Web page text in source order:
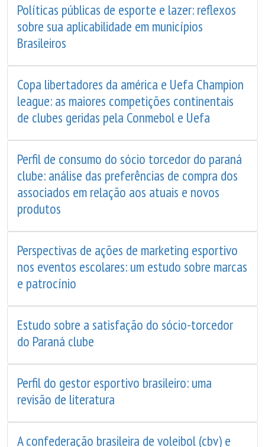
Políticas públicas de esporte e lazer: reflexos
sobre sua aplicabilidade em municípios
Brasileiros
Copa libertadores da américa e Uefa Champion
league: as maiores competições continentais
de clubes geridas pela Conmebol e Uefa
Perfil de consumo do sócio torcedor do paraná
clube: análise das preferências de compra dos
associados em relação aos atuais e novos
produtos
Perspectivas de ações de marketing esportivo
nos eventos escolares: um estudo sobre marcas
e patrocínio
Estudo sobre a satisfação do sócio-torcedor
do Paraná clube
Perfil do gestor esportivo brasileiro: uma
revisão de literatura
A confederação brasileira de voleibol (cbv) e